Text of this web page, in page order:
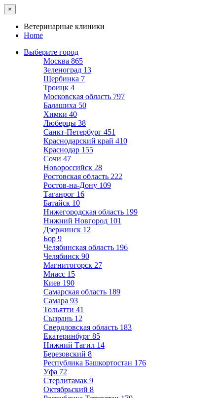
×
Ветеринарные клиники
Home
Выберите город
Москва 865
Зеленоград 13
Щербинка 7
Троицк 4
Московская область 797
Балашиха 50
Химки 40
Люберцы 38
Санкт-Петербург 451
Краснодарский край 410
Краснодар 155
Сочи 47
Новороссийск 28
Ростовская область 222
Ростов-на-Дону 109
Таганрог 16
Батайск 10
Нижегородская область 199
Нижний Новгород 101
Дзержинск 12
Бор 9
Челябинская область 196
Челябинск 90
Магнитогорск 27
Миасс 15
Киев 190
Самарская область 189
Самара 93
Тольятти 41
Сызрань 12
Свердловская область 183
Екатеринбург 85
Нижний Тагил 14
Березовский 8
Республика Башкортостан 176
Уфа 72
Стерлитамак 9
Октябрьский 8